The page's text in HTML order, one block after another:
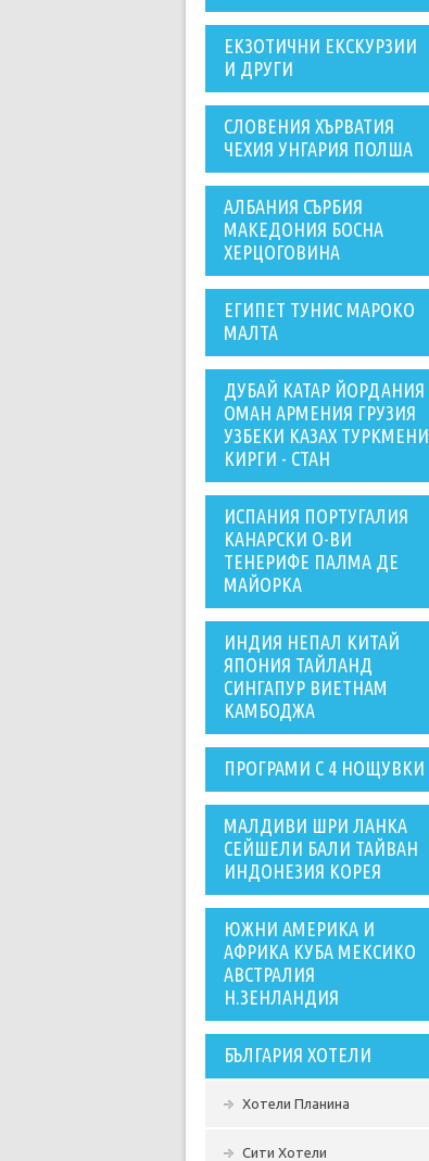
ЕКЗОТИЧНИ ЕКСКУРЗИИ
И ДРУГИ
СЛОВЕНИЯ ХЪРВАТИЯ
ЧЕХИЯ УНГАРИЯ ПОЛША
АЛБАНИЯ СЪРБИЯ
МАКЕДОНИЯ БОСНА
ХЕРЦОГОВИНА
ЕГИПЕТ ТУНИС МАРОКО
МАЛТА
ДУБАЙ КАТАР ЙОРДАНИЯ
ОМАН АРМЕНИЯ ГРУЗИЯ
УЗБЕКИ КАЗАХ ТУРКМЕНИ
КИРГИ - СТАН
ИСПАНИЯ ПОРТУГАЛИЯ
КАНАРСКИ О-ВИ
ТЕНЕРИФЕ ПАЛМА ДЕ
МАЙОРКА
ИНДИЯ НЕПАЛ КИТАЙ
ЯПОНИЯ ТАЙЛАНД
СИНГАПУР ВИЕТНАМ
КАМБОДЖА
ПРОГРАМИ С 4 НОЩУВКИ
МАЛДИВИ ШРИ ЛАНКА
СЕЙШЕЛИ БАЛИ ТАЙВАН
ИНДОНЕЗИЯ КОРЕЯ
ЮЖНИ АМЕРИКА И
АФРИКА КУБА МЕКСИКО
АВСТРАЛИЯ
Н.ЗЕНЛАНДИЯ
БЪЛГАРИЯ ХОТЕЛИ
Хотели Планина
Сити Хотели